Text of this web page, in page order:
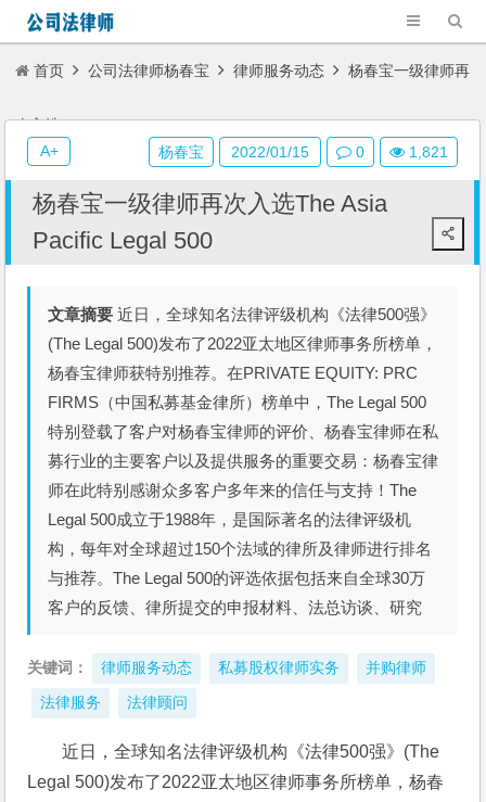
首页 公司法律师杨春宝 律师服务动态 杨春宝一级律师再
次入选The Asia Pacific Legal 500
杨春宝一级律师再次入选The Asia
Pacific Legal 500
文章摘要 近日，全球知名法律评级机构《法律500强》
(The Legal 500)发布了2022亚太地区律师事务所榜单，
杨春宝律师获特别推荐。在PRIVATE EQUITY: PRC
FIRMS（中国私募基金律所）榜单中，The Legal 500
特别登载了客户对杨春宝律师的评价、杨春宝律师在私
募行业的主要客户以及提供服务的重要交易：杨春宝律
师在此特别感谢众多客户多年来的信任与支持！The
Legal 500成立于1988年，是国际著名的法律评级机
构，每年对全球超过150个法域的律所及律师进行排名
与推荐。The Legal 500的评选依据包括来自全球30万
客户的反馈、律所提交的申报材料、法总访谈、研究
关键词： 律师服务动态 私募股权律师实务 并购律师
法律服务 法律顾问
近日，全球知名法律评级机构《法律500强》(The
Legal 500)发布了2022亚太地区律师事务所榜单，杨春
杨春宝 2022/01/15 0 1,821
A+